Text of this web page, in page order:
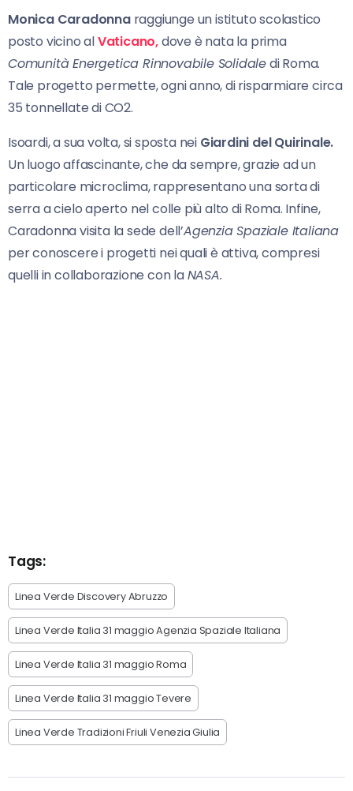
Monica Caradonnaraggiunge un istituto scolastico
posto vicino alVaticano,dove è nata la prima
Comunità Energetica Rinnovabile Solidaledi Roma.
Tale progetto permette, ogni anno, di risparmiare circa
35 tonnellate di CO2.
Isoardi, a sua volta, si sposta nei Giardini del Quirinale.
Un luogo affascinante, che da sempre, grazie ad un
particolare microclima, rappresentano una sorta di
serra a cielo aperto nel colle più alto di Roma. Infine,
Caradonna visita la sede dell’Agenzia Spaziale Italiana
per conoscere i progetti nei quali è attiva, compresi
quelli in collaborazione con laNASA.
Tags:
Linea Verde Discovery Abruzzo
Linea Verde Italia 31 maggio Agenzia Spaziale Italiana
Linea Verde Italia 31 maggio Roma
Linea Verde Italia 31 maggio Tevere
Linea Verde Tradizioni Friuli Venezia Giulia